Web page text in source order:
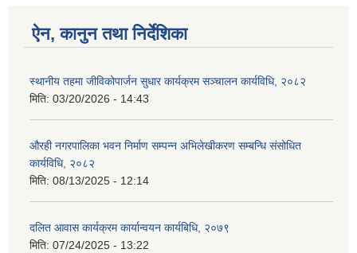
ऐन, कानुन तथा निर्देशिका
स्थानीय तहमा जीविकोपार्जन सुधार कार्यक्रम सञ्चालन कार्यविधि, २०८२
मिति: 03/20/2026 - 14:43
औरही नगरपालिका भवन निर्माण सम्पन्न अभिलेखीकरण सम्बन्धि संसोधित
कार्यविधि, २०८२
मिति: 08/13/2025 - 12:14
दलित आवास कार्यक्रम कार्यान्वयन कार्यबिधि, २०७९
मिति: 07/24/2025 - 13:22